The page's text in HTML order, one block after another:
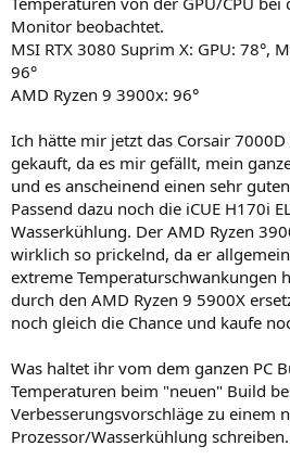
Monitor beobachtet.
MSI RTX 3080 Suprim X: GPU: 78°,
96°
AMD Ryzen 9 3900x: 96°
Ich hätte mir jetzt das Corsair 7000D
gekauft, da es mir gefällt, mein
und es anscheinend einen sehr
Passend dazu noch die iCUE H170i
Wasserkühlung. Der AMD Ryzen
wirklich so prickelnd, da er
extreme Temperaturschwankungen
durch den AMD Ryzen 9 5900X
noch gleich die Chance und kaufe
Was haltet ihr vom dem ganzen PC
Temperaturen beim "neuen" Build
Verbesserungsvorschläge zu einem
Prozessor/Wasserkühlung schreiben.